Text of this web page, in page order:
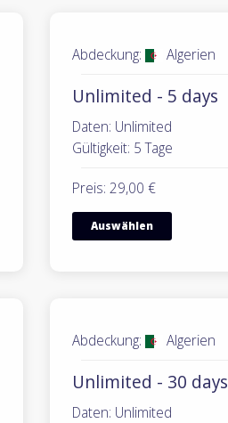
Abdeckung: Algerien
Unlimited - 5 days
Daten: Unlimited
Gültigkeit: 5 Tage
Preis: 29,00 €
Auswählen
Abdeckung: Algerien
Unlimited - 30 days
Daten: Unlimited